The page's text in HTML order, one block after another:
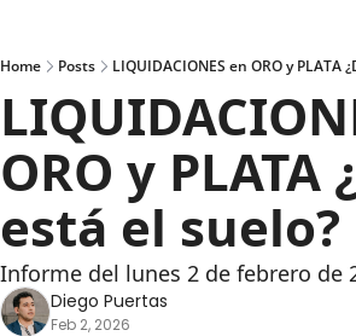
Home Posts LIQUIDACIONES en ORO y PLATA
ORO y PLATA
está el suelo?
Informe del lunes 2 de febrero de
Diego Puertas
Feb 2, 2026